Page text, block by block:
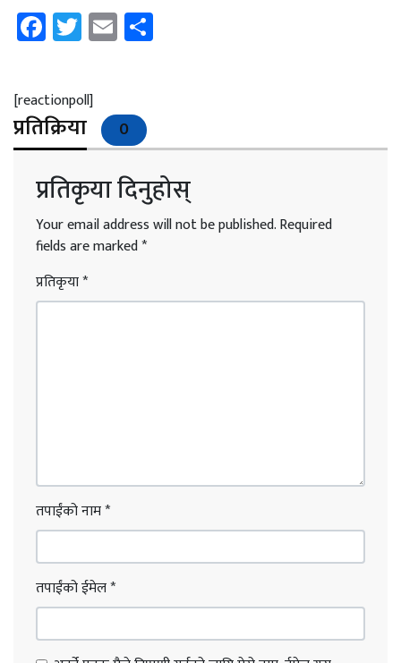
Facebook
Twitter
Email
[reactionpoll]
प्रतिक्रिया 0
प्रतिकृया दिनुहोस्
Your email address will not be published.Required
fields are marked*
प्रतिकृया*
तपाईंको नाम*
तपाईंको ईमेल*